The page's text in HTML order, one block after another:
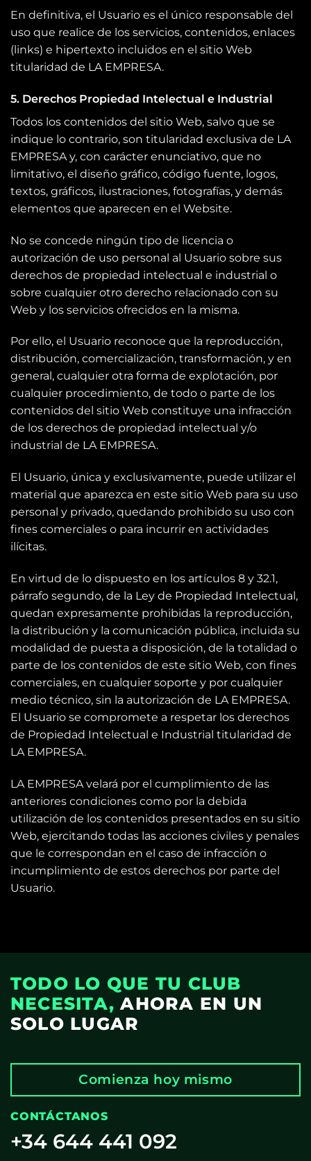
En definitiva, el Usuario es el único responsable del
uso que realice de los servicios, contenidos, enlaces
(links) e hipertexto incluidos en el sitio Web
titularidad de LA EMPRESA.
5. Derechos Propiedad Intelectual e Industrial
Todos los contenidos del sitio Web, salvo que se
indique lo contrario, son titularidad exclusiva de LA
EMPRESA y, con carácter enunciativo, que no
limitativo, el diseño gráfico, código fuente, logos,
textos, gráficos, ilustraciones, fotografías, y demás
elementos que aparecen en el Website.
No se concede ningún tipo de licencia o
autorización de uso personal al Usuario sobre sus
derechos de propiedad intelectual e industrial o
sobre cualquier otro derecho relacionado con su
Web y los servicios ofrecidos en la misma.
Por ello, el Usuario reconoce que la reproducción,
distribución, comercialización, transformación, y en
general, cualquier otra forma de explotación, por
cualquier procedimiento, de todo o parte de los
contenidos del sitio Web constituye una infracción
de los derechos de propiedad intelectual y/o
industrial de LA EMPRESA.
El Usuario, única y exclusivamente, puede utilizar el
material que aparezca en este sitio Web para su uso
personal y privado, quedando prohibido su uso con
fines comerciales o para incurrir en actividades
ilícitas.
En virtud de lo dispuesto en los artículos 8 y 32.1,
párrafo segundo, de la Ley de Propiedad Intelectual,
quedan expresamente prohibidas la reproducción,
la distribución y la comunicación pública, incluida su
modalidad de puesta a disposición, de la totalidad o
parte de los contenidos de este sitio Web, con fines
comerciales, en cualquier soporte y por cualquier
medio técnico, sin la autorización de LA EMPRESA.
El Usuario se compromete a respetar los derechos
de Propiedad Intelectual e Industrial titularidad de
LA EMPRESA.
LA EMPRESA velará por el cumplimiento de las
anteriores condiciones como por la debida
utilización de los contenidos presentados en su sitio
Web, ejercitando todas las acciones civiles y penales
que le correspondan en el caso de infracción o
incumplimiento de estos derechos por parte del
Usuario.
TODO LO QUE TU CLUB
NECESITA, AHORA EN UN
SOLO LUGAR
Comienza hoy mismo
CONTÁCTANOS
+34 644 441 092